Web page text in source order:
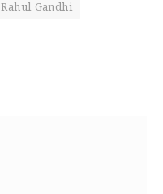
Rahul Gandhi